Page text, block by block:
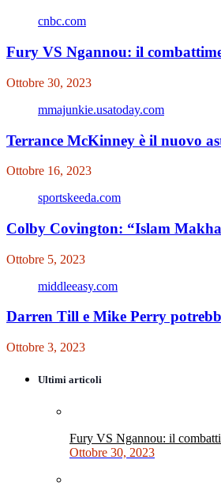
cnbc.com
Fury VS Ngannou: il
Ottobre 30, 2023
mmajunkie.usatoday.com
Terrance McKinney è il nuovo
Ottobre 16, 2023
sportskeeda.com
Colby Covington: “Islam
Ottobre 5, 2023
middleeasy.com
Darren Till e Mike Perry
Ottobre 3, 2023
Ultimi articoli
Fury VS Ngannou: il
Ottobre 30, 2023